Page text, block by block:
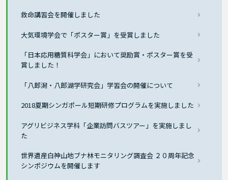
救命講習会を開催しました
大気環境学会で「ポスター賞」を受賞しました
「日本応用糖質科学会」において奨励賞・ポスター賞を受
賞しました！
「八郎潟・八郎湖学研究会」学習会の開催について
2018夏期シンガポール短期研修プログラムを実施しました
アグリビジネス学科「企業訪問バスツアー」を実施しまし
た
世界遺産白神山地ブナ林モニタリング調査会 ２０周年記念
シンポジウムを開催します